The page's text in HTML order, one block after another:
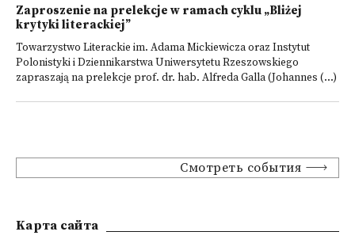
Zaproszenie na prelekcje w ramach cyklu „Bliżej
krytyki literackiej”
Towarzystwo Literackie im. Adama Mickiewicza oraz Instytut
Polonistyki i Dziennikarstwa Uniwersytetu Rzeszowskiego
zapraszają na prelekcje prof. dr. hab. Alfreda Galla (Johannes (...)
Смотреть события
Kарта сайта